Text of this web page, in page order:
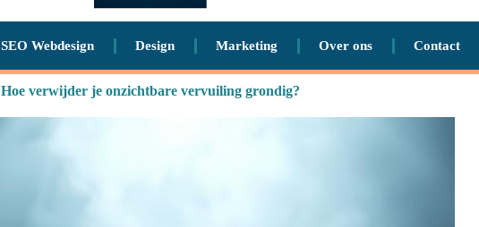
SEO Webdesign Design Marketing Over ons Contact
Hoe verwijder je onzichtbare vervuiling grondig?